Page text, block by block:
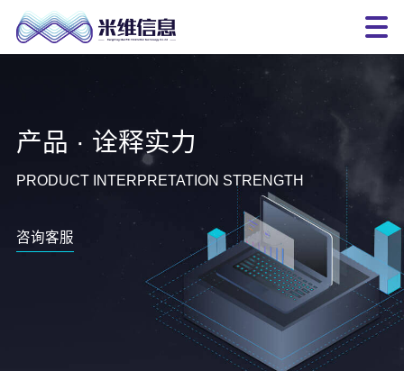
产品 · 诠释实力
PRODUCT INTERPRETATION STRENGTH
咨询客服